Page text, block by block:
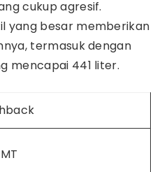
cukup agresif.
yang besar memberikan
termasuk dengan
mencapai 441 liter.